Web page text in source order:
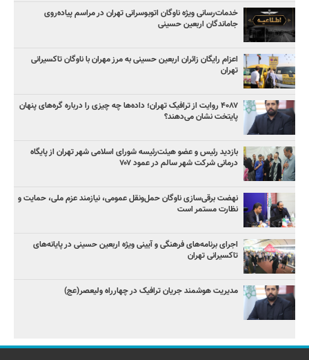
خدمات‌رسانی ویژه ناوگان اتوبوسرانی تهران در مراسم پیاده‌روی
جاماندگان اربعین حسینی
اعزام رایگان زائران اربعین حسینی به مرز مهران با ناوگان تاکسیرانی
تهران
۴۰۸۷ روایت از ترافیک تهران؛ داده‌ها چه چیزی را درباره گره‌های پنهان
پایتخت نشان می‌دهند؟
بازدید رئیس و عضو هیئت‌رئیسه شورای اسلامی شهر تهران از پایگاه
درمانی شرکت شهر سالم در عمود ۷۰۷
نهضت برقی‌سازی ناوگان حمل‌ونقل عمومی، نیازمند عزم ملی، حمایت و
نظارت مستمر است
اجرای برنامه‌های فرهنگی و آیینی ویژه اربعین حسینی در پایانه‌های
تاکسیرانی تهران
مدیریت هوشمند جریان ترافیک در چهارراه ولیعصر(عج)